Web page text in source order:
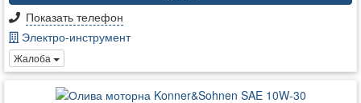
Показать телефон
Электро-инструмент
Жалоба